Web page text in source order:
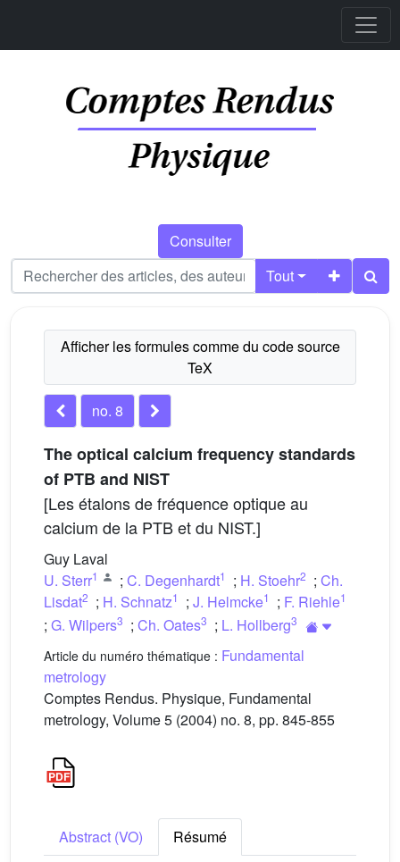
Consulter
Tout
no. 8
The optical calcium frequency standards
of PTB and NIST
[Les étalons de fréquence optique au
calcium de la PTB et du NIST.]
Guy Laval
U. Sterr1 ; C. Degenhardt1 ; H. Stoehr2 ; Ch.
Lisdat2 ; H. Schnatz1 ; J. Helmcke1 ; F. Riehle1
; G. Wilpers3 ; Ch. Oates3 ; L. Hollberg3
Article du numéro thématique : Fundamental
metrology
Comptes Rendus. Physique, Fundamental
metrology, Volume 5 (2004) no. 8, pp. 845-855
Abstract (VO)
Résumé